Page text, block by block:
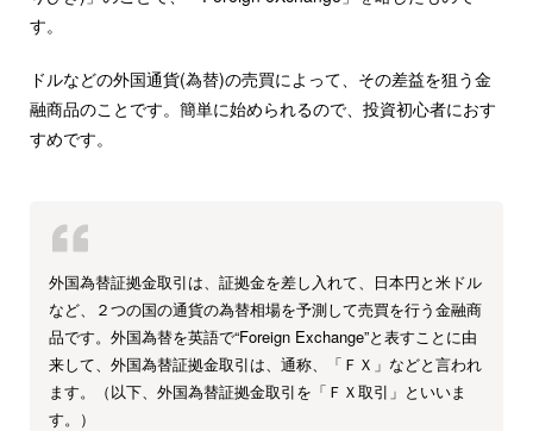
す。
ドルなどの外国通貨(為替)の売買によって、その差益を狙う金
融商品のことです。簡単に始められるので、投資初心者におす
すめです。
外国為替証拠金取引は、証拠金を差し入れて、日本円と米ドル
など、２つの国の通貨の為替相場を予測して売買を行う金融商
品です。外国為替を英語で“Foreign Exchange”と表すことに由
来して、外国為替証拠金取引は、通称、「ＦＸ」などと言われ
ます。（以下、外国為替証拠金取引を「ＦＸ取引」といいま
す。）